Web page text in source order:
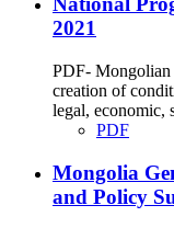
2021
PDF- Mongolian
creation of
legal, economic,
PDF
Mongolia
and Policy